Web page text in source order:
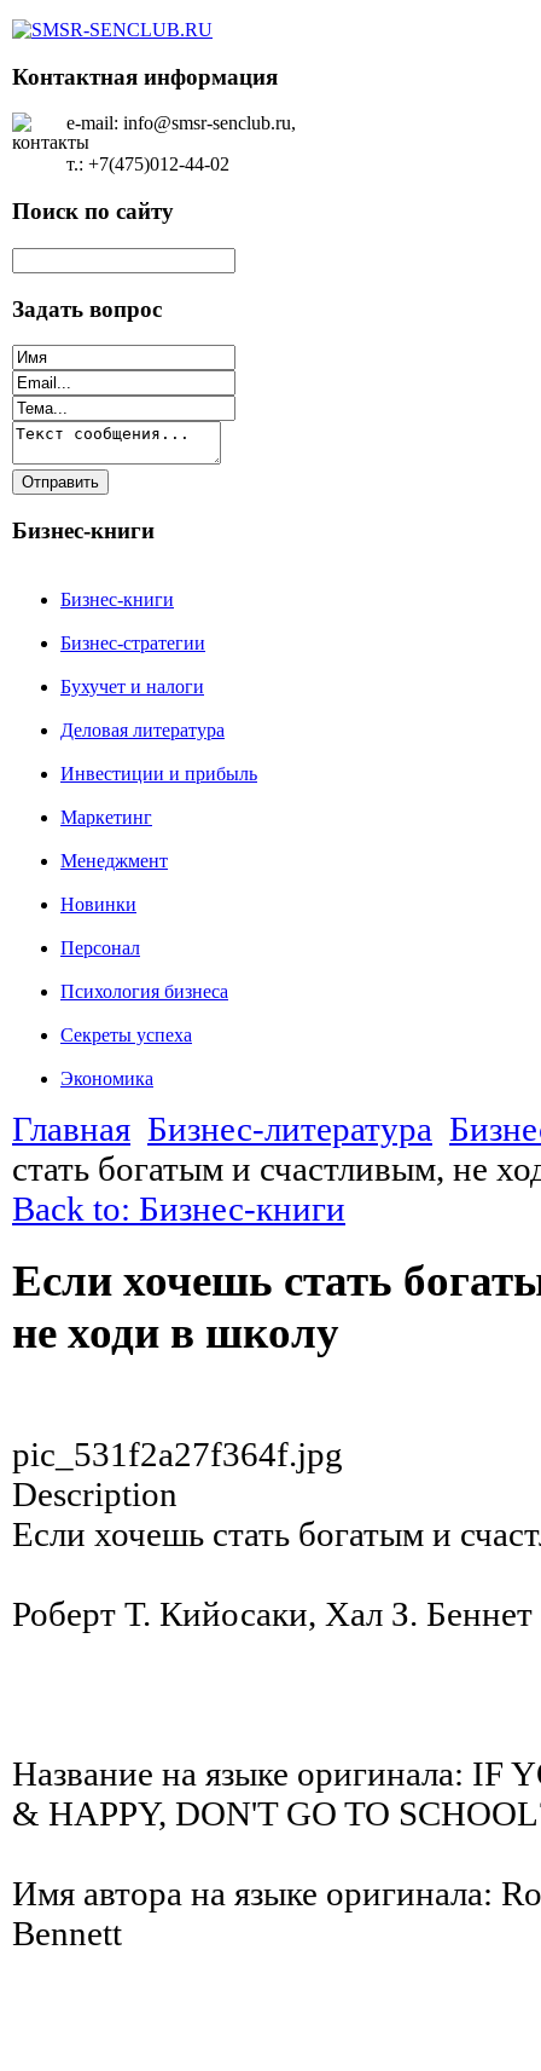
Контактная информация
e-mail: info@smsr-senclub.ru,
т.: +7(475)012-44-02
Поиск по сайту
Задать вопрос
Бизнес-книги
Бизнес-книги
Бизнес-стратегии
Бухучет и налоги
Деловая литература
Инвестиции и прибыль
Маркетинг
Менеджмент
Новинки
Персонал
Психология бизнеса
Секреты успеха
Экономика
Главная Бизнес-литература
стать богатым и счастливым, не
Back to: Бизнес-книги
Если хочешь стать
не ходи в школу
pic_531f2a27f364f.jpg
Description
Если хочешь стать богатым и
Роберт Т. Кийосаки, Хал З. Беннет
Название на языке оригинала: IF
& HAPPY, DON'T GO TO
Имя автора на языке оригинала:
Bennett